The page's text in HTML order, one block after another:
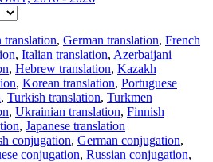
translation, German translation, French
, Italian translation, Azerbaijani
, Hebrew translation, Kazakh
, Korean translation, Portuguese
, Turkish translation, Turkmen
, Ukrainian translation, Finnish
, Japanese translation
conjugation, German conjugation,
conjugation, Russian conjugation,